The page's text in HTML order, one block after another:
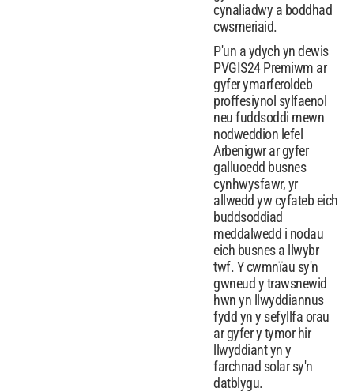
cynaliadwy a boddhad
cwsmeriaid.
P'un a ydych yn dewis
PVGIS24 Premiwm ar
gyfer ymarferoldeb
proffesiynol sylfaenol
neu fuddsoddi mewn
nodweddion lefel
Arbenigwr ar gyfer
galluoedd busnes
cynhwysfawr, yr
allwedd yw cyfateb eich
buddsoddiad
meddalwedd i nodau
eich busnes a llwybr
twf. Y cwmnïau sy'n
gwneud y trawsnewid
hwn yn llwyddiannus
fydd yn y sefyllfa orau
ar gyfer y tymor hir
llwyddiant yn y
farchnad solar sy'n
datblygu.